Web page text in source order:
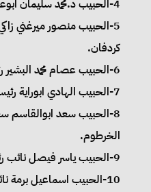
4-الحبيب د.محمد سليمان ابوعلي رئيس الحزب بالشمالية.
5-الحبيب منصور ميرغني
كردفان.
6-الحبيب عصام محمد البشير رئيس الحزب النيل الأزرق.
7-الحبيب الهادي ابوراية رئيس الحزب النيل الأبيض.
8-الحبيب سعد ابوالقاسم
الخرطوم.
9-الحبيب ياسر فيصل نائب رئيس الحزب غرب دارفور.